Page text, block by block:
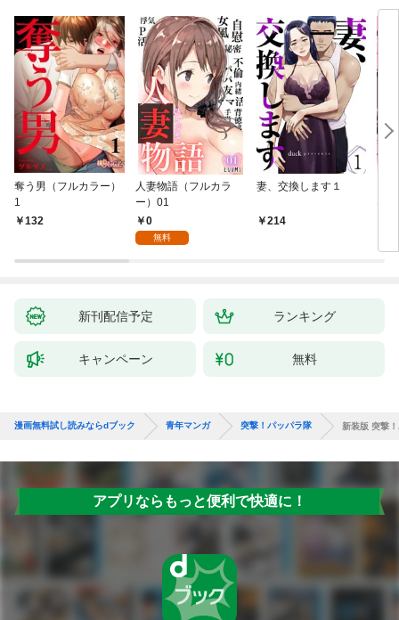
奪う男（フルカラー）
1
132
人妻物語（フルカラ
ー）01
0
無料
妻、交換します１
214
な
新刊配信予定 ランキング
キャンペーン 無料
漫画無料試し読みならdブック 青年マンガ 突撃！パッパラ隊 新装版 突撃
アプリならもっと便利で快適に！